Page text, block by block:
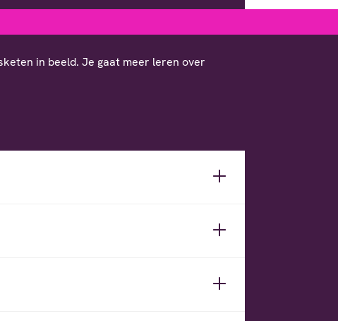
in beeld. Je gaat meer leren over